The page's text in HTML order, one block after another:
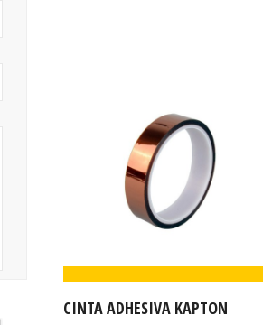
CINTA ADHESIVA KAPTON